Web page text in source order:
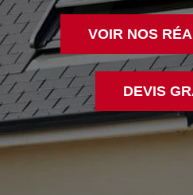
VOIR NOS
DEVIS